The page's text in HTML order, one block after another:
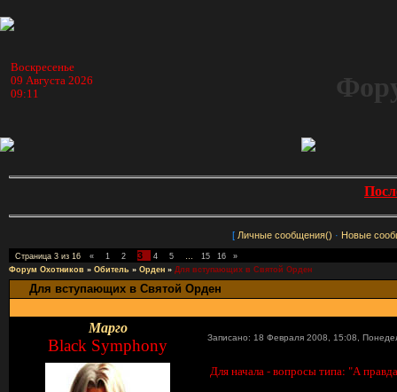
Воскресенье
09 Августа 2026
09:11
[ Личные сообщения() · Новые
Страница 3 из 16 « 1 2 3 4 5 … 15 16
»
Форум Охотников » Обитель » Орден » Для вступающих в Святой Орден
Для вступающих в Святой Орден
Марго
Black Symphony Записано: 18 Февраля 2008, 15:08,
Для начала - вопросы типа: "А